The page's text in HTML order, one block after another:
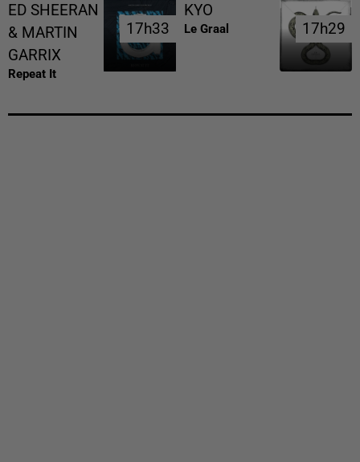
ED SHEERAN
& MARTIN
GARRIX
Repeat It
17h33
17h33
KYO
Le Graal 17h29
17h29